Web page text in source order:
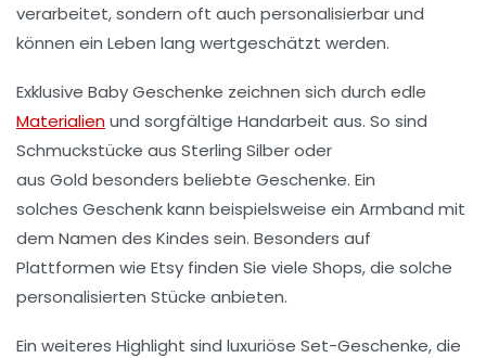
verarbeitet, sondern oft auch personalisierbar und
können ein Leben lang wertgeschätzt werden.
Exklusive Baby Geschenke zeichnen sich durch edle
Materialienund sorgfältige Handarbeit aus. So sind
Schmuckstücke aus Sterling Silberoder
aus Gold besonders beliebte Geschenke. Ein
solches Geschenkkann beispielsweise ein Armband mit
dem Namen des Kindes sein. Besonders auf
Plattformen wie Etsy finden Sie viele Shops, die solche
personalisierten Stücke anbieten.
Ein weiteres Highlight sind luxuriöse Set-Geschenke, die